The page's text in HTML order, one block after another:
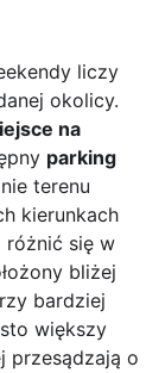
liczy
okolicy.
na
parking
terenu
kierunkach
różnić się w
bliżej
bardziej
większy
przesądzają o